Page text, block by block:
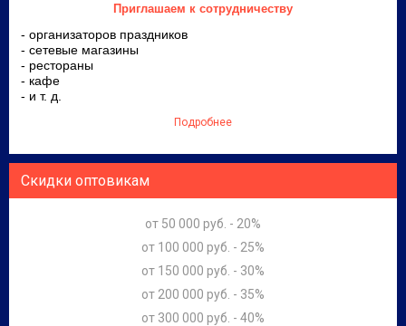
Приглашаем к сотрудничеству
- организаторов праздников
- сетевые магазины
- рестораны
- кафе
- и т. д.
Подробнее
Скидки оптовикам
от 50 000 руб. - 20%
от 100 000 руб. - 25%
от 150 000 руб. - 30%
от 200 000 руб. - 35%
от 300 000 руб. - 40%